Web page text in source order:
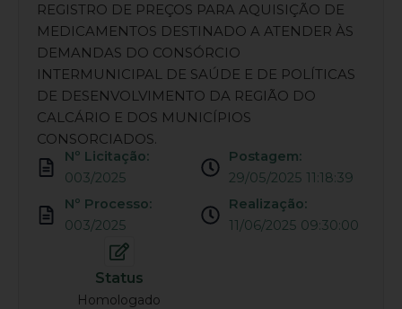
REGISTRO DE PREÇOS PARA AQUISIÇÃO DE
MEDICAMENTOS DESTINADO A ATENDER ÀS
DEMANDAS DO CONSÓRCIO
INTERMUNICIPAL DE SAÚDE E DE POLÍTICAS
DE DESENVOLVIMENTO DA REGIÃO DO
CALCÁRIO E DOS MUNICÍPIOS
CONSORCIADOS.
Nº Licitação:
003/2025
Nº Processo:
003/2025
Postagem:
29/05/2025 11:18:39
Realização:
11/06/2025 09:30:00
Status
Homologado